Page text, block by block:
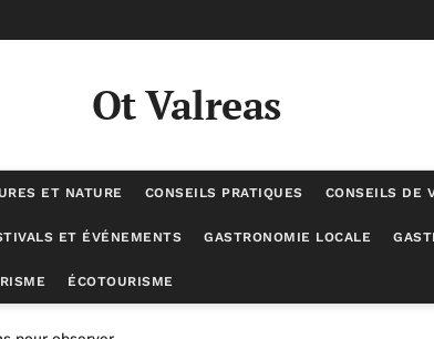
Ot Valreas
ET NATURE CONSEILS PRATIQUES CONSEILS DE
ET ÉVÉNEMENTS GASTRONOMIE LOCALE
ÉCOTOURISME